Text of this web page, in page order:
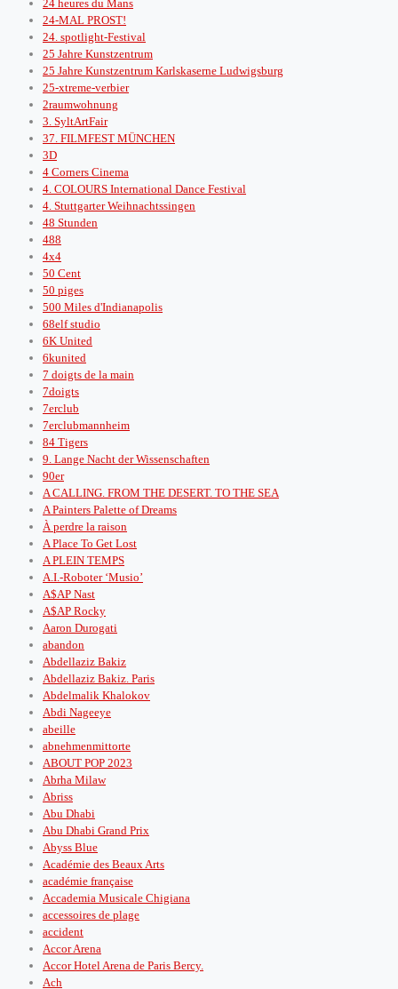
24 heures du Mans
24-MAL PROST!
24. spotlight-Festival
25 Jahre Kunstzentrum
25 Jahre Kunstzentrum Karlskaserne Ludwigsburg
25-xtreme-verbier
2raumwohnung
3. SyltArtFair
37. FILMFEST MÜNCHEN
3D
4 Corners Cinema
4. COLOURS International Dance Festival
4. Stuttgarter Weihnachtssingen
48 Stunden
488
4x4
50 Cent
50 piges
500 Miles d'Indianapolis
68elf studio
6K United
6kunited
7 doigts de la main
7doigts
7erclub
7erclubmannheim
84 Tigers
9. Lange Nacht der Wissenschaften
90er
A CALLING. FROM THE DESERT. TO THE SEA
A Painters Palette of Dreams
À perdre la raison
A Place To Get Lost
A PLEIN TEMPS
A.I.-Roboter ‘Musio’
A$AP Nast
A$AP Rocky
Aaron Durogati
abandon
Abdellaziz Bakiz
Abdellaziz Bakiz. Paris
Abdelmalik Khalokov
Abdi Nageeye
abeille
abnehmenmittorte
ABOUT POP 2023
Abrha Milaw
Abriss
Abu Dhabi
Abu Dhabi Grand Prix
Abyss Blue
Académie des Beaux Arts
académie française
Accademia Musicale Chigiana
accessoires de plage
accident
Accor Arena
Accor Hotel Arena de Paris Bercy.
Ach